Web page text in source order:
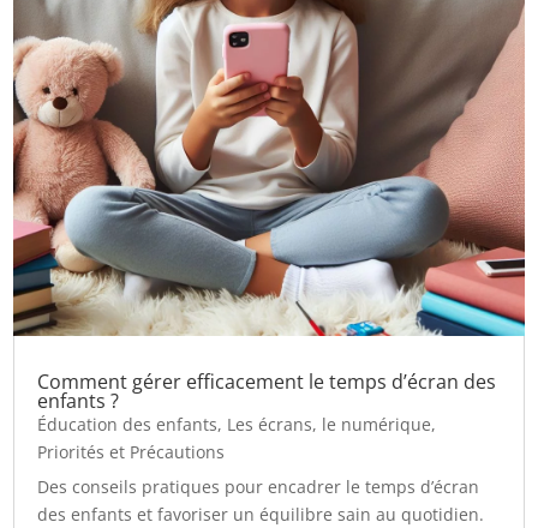
Comment gérer efficacement le temps d’écran des
enfants ?
Éducation des enfants, Les écrans, le numérique,
Priorités et Précautions
Des conseils pratiques pour encadrer le temps d’écran
des enfants et favoriser un équilibre sain au quotidien.